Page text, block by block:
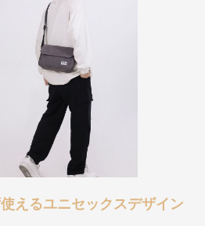
えるユニセックスデザイン